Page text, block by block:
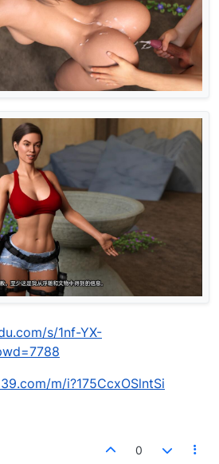
s/1nf-YX-
m/i?175CcxOSlntSi
0